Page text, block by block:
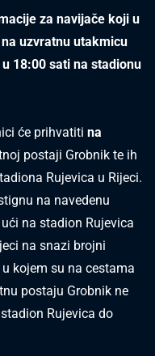
za navijače koji u
uzvratnu utakmicu
18:00 sati na stadionu
će prihvatiti na
postaji Grobnik te ih
Rujevica u Rijeci.
na navedenu
na stadion Rujevica
na snazi brojni
kojem su na cestama
postaju Grobnik ne
Rujevica do